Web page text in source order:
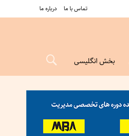
درباره ما تماس با ما
بخش انگلیسی